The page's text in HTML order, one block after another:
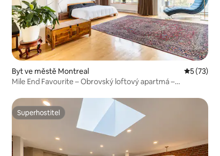
Byt ve městě Montreal Průměrné
5 (73)
Mile End Favourite – Obrovský loftový apartmá –
Superhostitel
Superhostitel